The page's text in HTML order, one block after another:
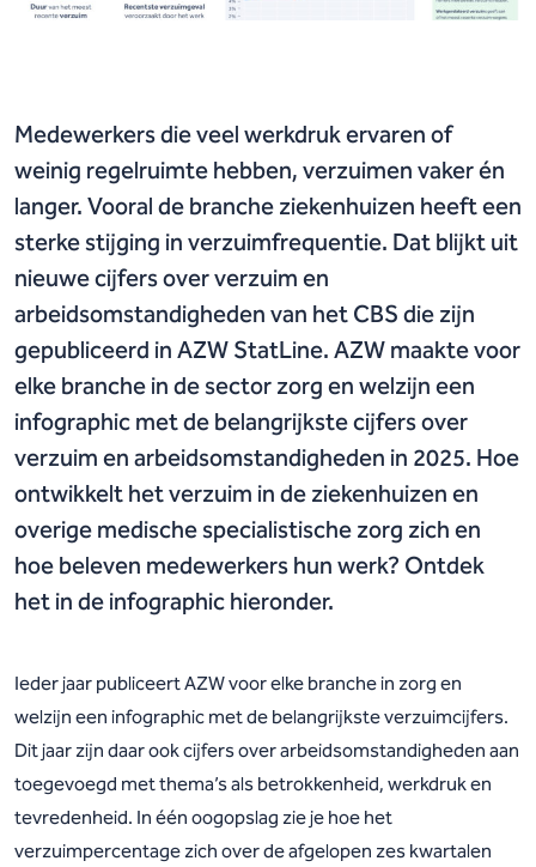
Medewerkers die veel werkdruk ervaren of
weinig regelruimte hebben, verzuimen vaker én
langer. Vooral de branche ziekenhuizen heeft een
sterke stijging in verzuimfrequentie. Dat blijkt uit
nieuwe cijfers over verzuim en
arbeidsomstandigheden van het CBS die zijn
gepubliceerd in AZW StatLine. AZW maakte voor
elke branche in de sector zorg en welzijn een
infographic met de belangrijkste cijfers over
verzuim en arbeidsomstandigheden in 2025. Hoe
ontwikkelt het verzuim in de ziekenhuizen en
overige medische specialistische zorg zich en
hoe beleven medewerkers hun werk? Ontdek
het in de infographic hieronder.
Ieder jaar publiceert AZW voor elke branche in zorg en
welzijn een infographic met de belangrijkste verzuimcijfers.
Dit jaar zijn daar ook cijfers over arbeidsomstandigheden aan
toegevoegd met thema’s als betrokkenheid, werkdruk en
tevredenheid. In één oogopslag zie je hoe het
verzuimpercentage zich over de afgelopen zes kwartalen